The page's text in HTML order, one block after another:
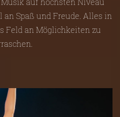
Spaß und Freude. Alles in
Feld an Möglichkeiten zu